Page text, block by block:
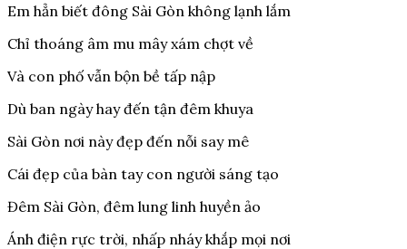
Em hẳn biết đông Sài Gòn không lạnh lắm
Chỉ thoáng âm mu mây xám chợt về
Và con phố vẫn bộn bề tấp nập
Dù ban ngày hay đến tận đêm khuya
Sài Gòn nơi này đẹp đến nỗi say mê
Cái đẹp của bàn tay con người sáng tạo
Đêm Sài Gòn, đêm lung linh huyền ảo
Ánh điện rực trời, nhấp nháy khắp mọi nơi